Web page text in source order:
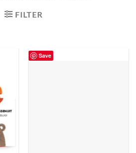
FILTER
Save